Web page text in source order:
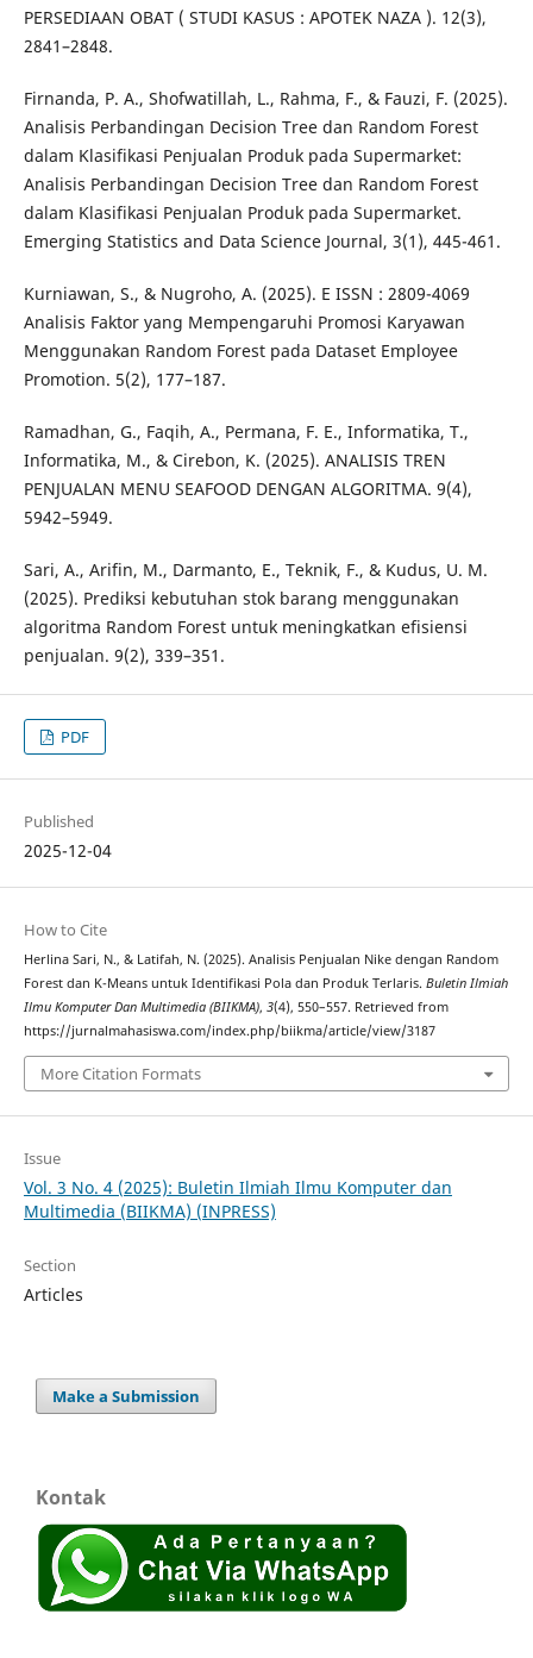
PERSEDIAAN OBAT ( STUDI KASUS : APOTEK NAZA ). 12(3),
2841–2848.
Firnanda, P. A., Shofwatillah, L., Rahma, F., & Fauzi, F. (2025).
Analisis Perbandingan Decision Tree dan Random Forest
dalam Klasifikasi Penjualan Produk pada Supermarket:
Analisis Perbandingan Decision Tree dan Random Forest
dalam Klasifikasi Penjualan Produk pada Supermarket.
Emerging Statistics and Data Science Journal, 3(1), 445-461.
Kurniawan, S., & Nugroho, A. (2025). E ISSN : 2809-4069
Analisis Faktor yang Mempengaruhi Promosi Karyawan
Menggunakan Random Forest pada Dataset Employee
Promotion. 5(2), 177–187.
Ramadhan, G., Faqih, A., Permana, F. E., Informatika, T.,
Informatika, M., & Cirebon, K. (2025). ANALISIS TREN
PENJUALAN MENU SEAFOOD DENGAN ALGORITMA. 9(4),
5942–5949.
Sari, A., Arifin, M., Darmanto, E., Teknik, F., & Kudus, U. M.
(2025). Prediksi kebutuhan stok barang menggunakan
algoritma Random Forest untuk meningkatkan efisiensi
penjualan. 9(2), 339–351.
PDF
Published
2025-12-04
How to Cite
Herlina Sari, N., & Latifah, N. (2025). Analisis Penjualan Nike dengan Random
Forest dan K-Means untuk Identifikasi Pola dan Produk Terlaris. Buletin Ilmiah
Ilmu Komputer Dan Multimedia (BIIKMA), 3(4), 550–557. Retrieved from
https://jurnalmahasiswa.com/index.php/biikma/article/view/3187
More Citation Formats
Issue
Vol. 3 No. 4 (2025): Buletin Ilmiah Ilmu Komputer dan
Multimedia (BIIKMA) (INPRESS)
Section
Articles
Make a Submission
Kontak